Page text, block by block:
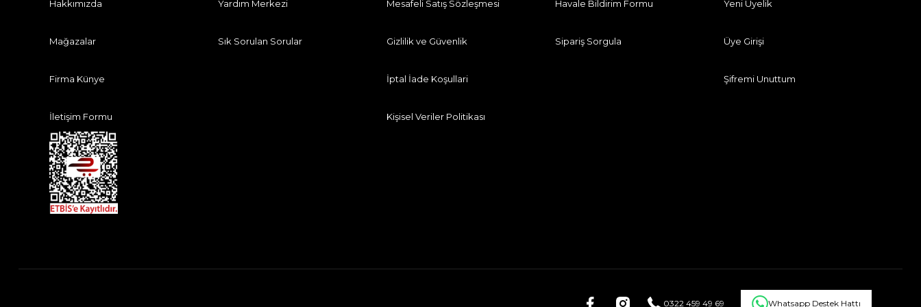
Hakkımızda
Mağazalar
Firma Künye
İletişim Formu
Yardım Merkezi
Sık Sorulan Sorular
Mesafeli Satış Sözleşmesi
Gizlilik ve Güvenlik
İptal İade Koşullari
Kişisel Veriler Politikası
Havale Bildirim Formu
Sipariş Sorgula
Yeni Üyelik
Üye Girişi
Şifremi Unuttum
0322 459 49 69 Whatsapp Destek Hattı